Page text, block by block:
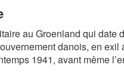
au Groenland qui date
danois, en
1941, avant même